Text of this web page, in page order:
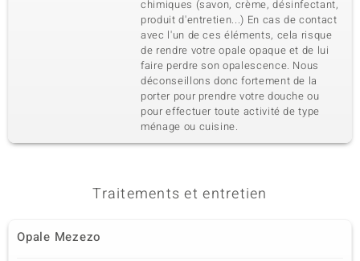
chimiques (savon, crème, désinfectant,
produit d'entretien...) En cas de contact
avec l'un de ces éléments, cela risque
de rendre votre opale opaque et de lui
faire perdre son opalescence. Nous
déconseillons donc fortement de la
porter pour prendre votre douche ou
pour effectuer toute activité de type
ménage ou cuisine.
Traitements et entretien
Opale Mezezo